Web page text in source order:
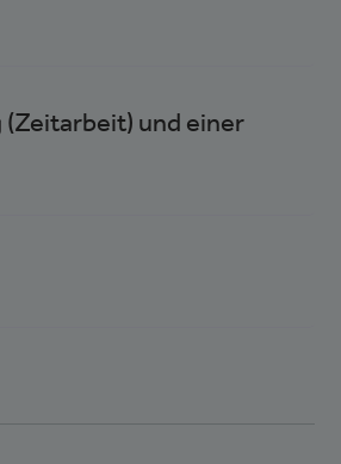
(Zeitarbeit) und einer